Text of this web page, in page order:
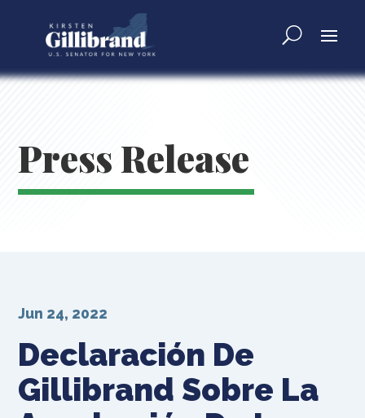
Press Release
Declaración De
Gillibrand Sobre La
Jun 24, 2022